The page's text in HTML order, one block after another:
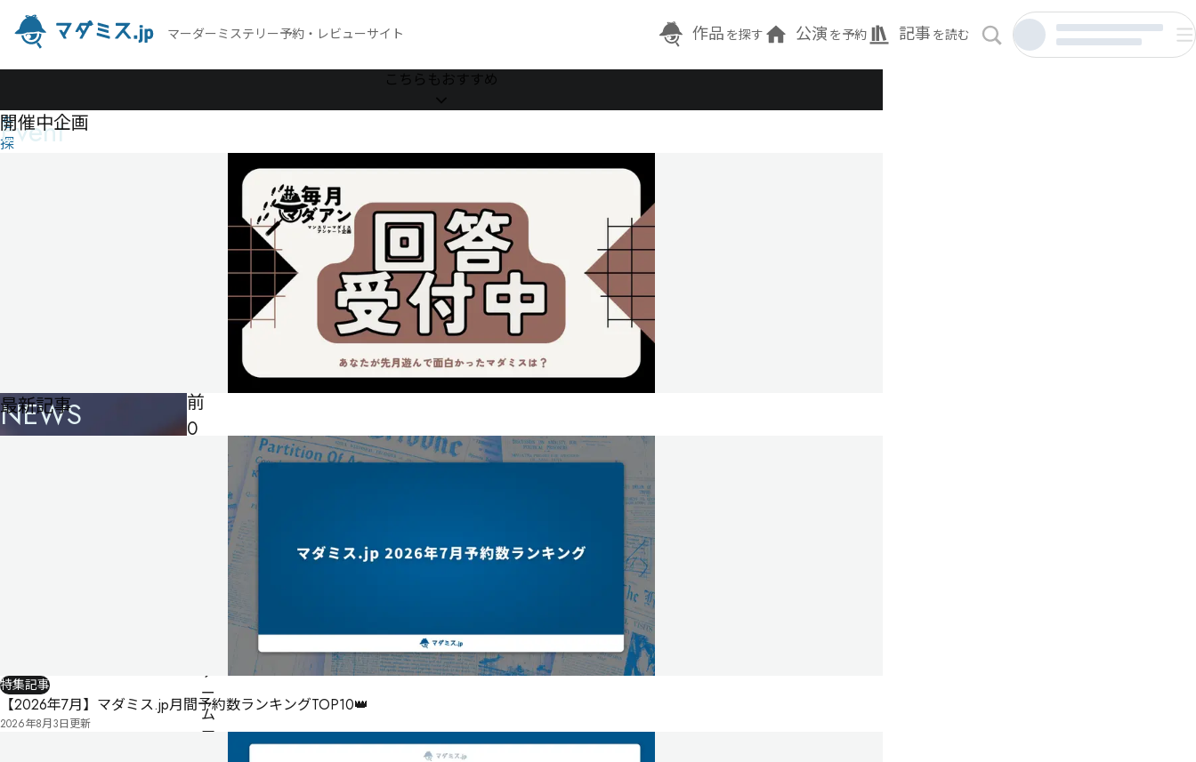
マーダーミステリー予約・レビューサイト 作品 を探す 公演 を予約 記事 を読む
を
探
前
0
ゲ
ー
ム
マ
こちらもおすすめ
Event
開催中企画
NEWS
最新記事
特集記事
【2026年7月】マダミス.jp月間予約数ランキングTOP10👑
2026年8月3日更新